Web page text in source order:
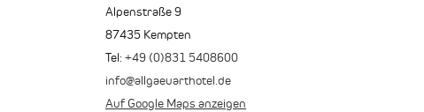
Alpenstraße 9
87435 Kempten
Tel: +49 (0)831 5408600
info@allgaeuarthotel.de
Auf Google Maps anzeigen